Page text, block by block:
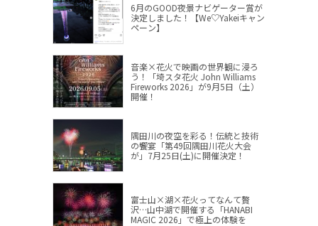
6月のGOOD夜景ナビゲーター賞が
決定しました！【We♡Yakeiキャン
ペーン】
音楽×花火で映画の世界観に浸ろ
う！「埼スタ花火 John Williams
Fireworks 2026」が9月5日（土）
開催！
隅田川の夜空を彩る！伝統と技術
の饗宴「第49回隅田川花火大会
が」7月25日(土)に開催決定！
富士山×湖×花火ってなんて贅
沢…山中湖で開催する「HANABI
MAGIC 2026」で極上の体験を